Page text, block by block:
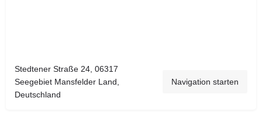
Stedtener Straße 24, 06317
Seegebiet Mansfelder Land,
Deutschland
Navigation starten